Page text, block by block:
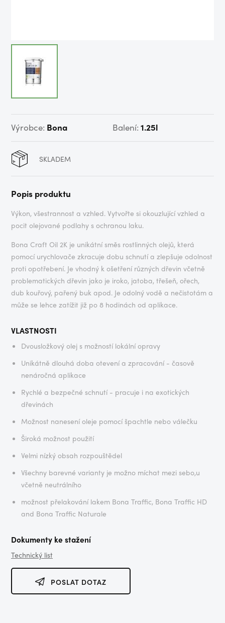
Výrobce: Bona Balení: 1.25l
SKLADEM
Popis produktu
Výkon, všestrannost a vzhled. Vytvořte si okouzlující vzhled a
pocit olejované podlahy s ochranou laku.
Bona Craft Oil 2K je unikátní směs rostlinných olejů, která
pomocí urychlovače zkracuje dobu schnutí a zlepšuje odolnost
proti opotřebení. Je vhodný k ošetření různých dřevin včetně
problematických dřevin jako je iroko, jatoba, třešeň, ořech,
dub kouřový, pařený buk apod. Je odolný vodě a nečistotám a
může se lehce zatížit již po 8 hodinách od aplikace.
VLASTNOSTI
Dvousložkový olej s možností lokální opravy
Unikátně dlouhá doba otevení a zpracování - časově
nenáročná aplikace
Rychlé a bezpečné schnutí - pracuje i na exotických
dřevinách
Možnost nanesení oleje pomocí špachtle nebo válečku
Široká možnost použití
Velmi nízký obsah rozpouštědel
Všechny barevné varianty je možno míchat mezi sebo,u
včetně neutrálního
možnost přelakování lakem Bona Traffic, Bona Traffic HD
and Bona Traffic Naturale
Dokumenty ke stažení
Technický list
POSLAT DOTAZ